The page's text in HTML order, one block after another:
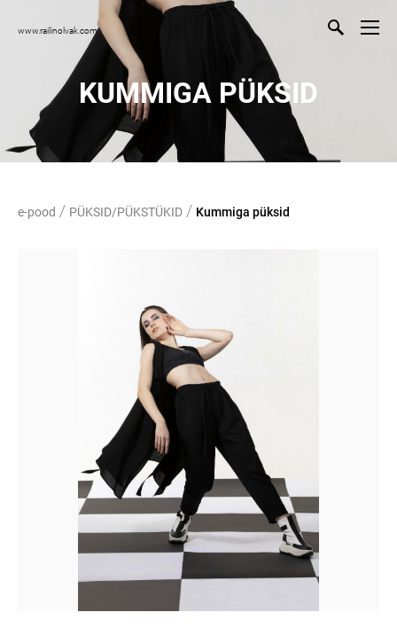
www.railinolvak.com
KUMMIGA PÜKSID
e-pood / PÜKSID/PÜKSTÜKID / Kummiga püksid